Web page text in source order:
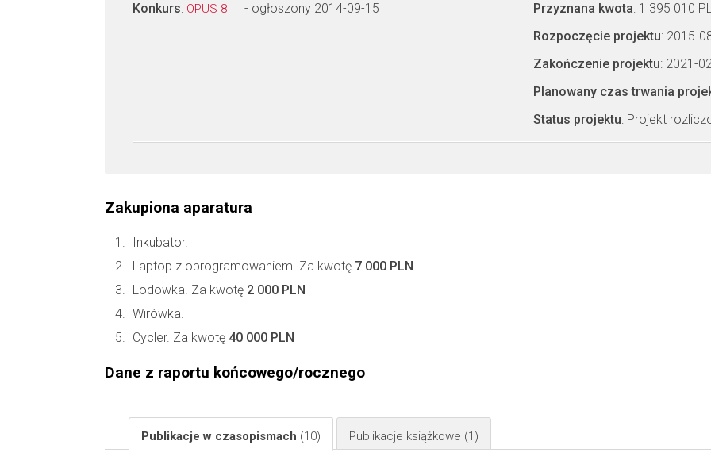
Konkurs: OPUS 8 - ogłoszony 2014-09-15 Przyznana kwota: 1 395 010
Rozpoczęcie projektu: 2015-
Zakończenie projektu: 2021-
Planowany czas trwania
Status projektu: Projekt
Zakupiona aparatura
Inkubator.
Laptop z oprogramowaniem. Za kwotę 7 000 PLN
Lodowka. Za kwotę 2 000 PLN
Wirówka.
Cycler. Za kwotę 40 000 PLN
Dane z raportu końcowego/rocznego
Publikacje w czasopismach (10) Publikacje książkowe (1)